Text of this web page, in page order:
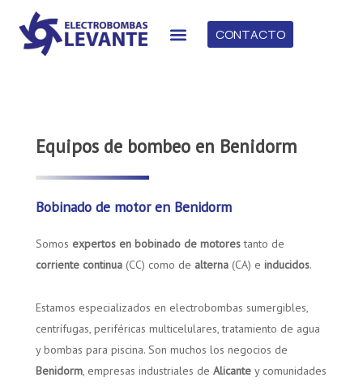
CONTACTO
Equipos de bombeo en Benidorm
Bobinado de motor en Benidorm
Somos expertos en bobinado de motorestanto de
corriente continua(CC) como de alterna(CA) e inducidos.
Estamos especializados en electrobombas sumergibles,
centrífugas, periféricas multicelulares, tratamiento de agua
y bombas para piscina. Son muchos los negocios de
Benidorm, empresas industriales de Alicantey comunidades